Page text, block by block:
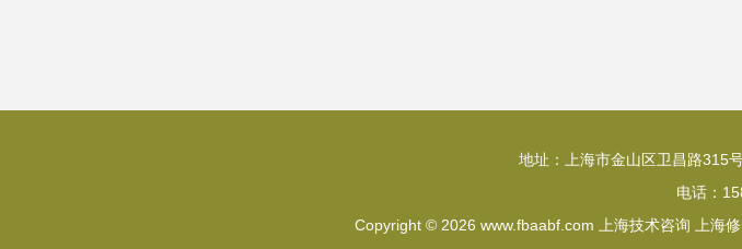
地址：上海市金山区卫昌路315
电话：
Copyright © 2026 www.fbaabf.com 上海技术咨询 上海